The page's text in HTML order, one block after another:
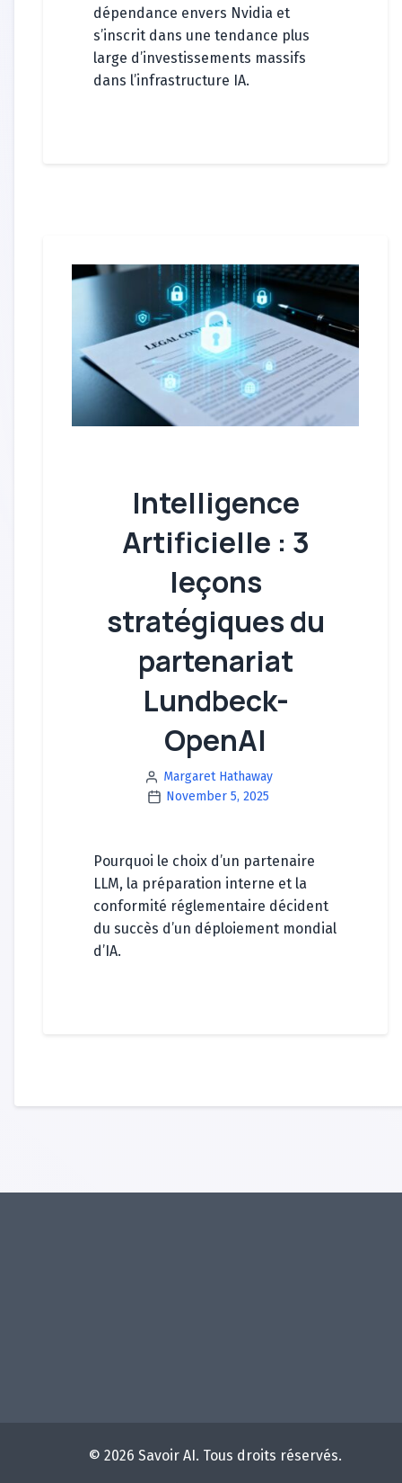
dépendance envers Nvidia et
s’inscrit dans une tendance plus
large d’investissements massifs
dans l’infrastructure IA.
Intelligence
Artificielle : 3
leçons
stratégiques du
partenariat
Lundbeck-
OpenAI
Margaret Hathaway
November 5, 2025
Pourquoi le choix d’un partenaire
LLM, la préparation interne et la
conformité réglementaire décident
du succès d’un déploiement mondial
d’IA.
© 2026 Savoir AI. Tous droits réservés.